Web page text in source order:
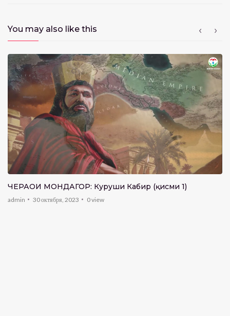
You may also like this
ЧЕҲРАҲОИ МОНДАГОР: Куруши Кабир (қисми 1)
admin 30 октября, 2023 0view